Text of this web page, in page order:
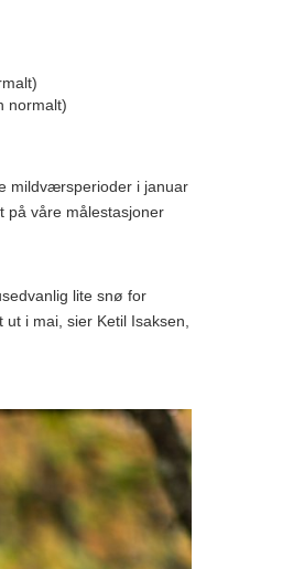
normalt)
mildværsperioder i januar
på våre målestasjoner
lite snø for
i mai, sier Ketil Isaksen,